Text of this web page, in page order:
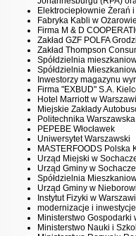
Elektrociepłownie Żerań
Fabryka Kabli w
Firma M & D
Zakład GZF POLFA
Zakład Thompson
Spółdzielnia
Spółdzielnia
Inwestorzy magazynu
Firma "EXBUD" S.A.
Hotel Marriott w
Miejskie Zakłady
Politechnika Warszawska
PEPEBE Włocławek
Uniwersytet Warszawski
MASTERFOODS Polska
Urząd Miejski w
Urząd Gminy w
Spółdzielnia
Urząd Gminy w
Instytut Fizyki w
modernizacje i
Ministerstwo Gospodarki
Ministerstwo Nauki i